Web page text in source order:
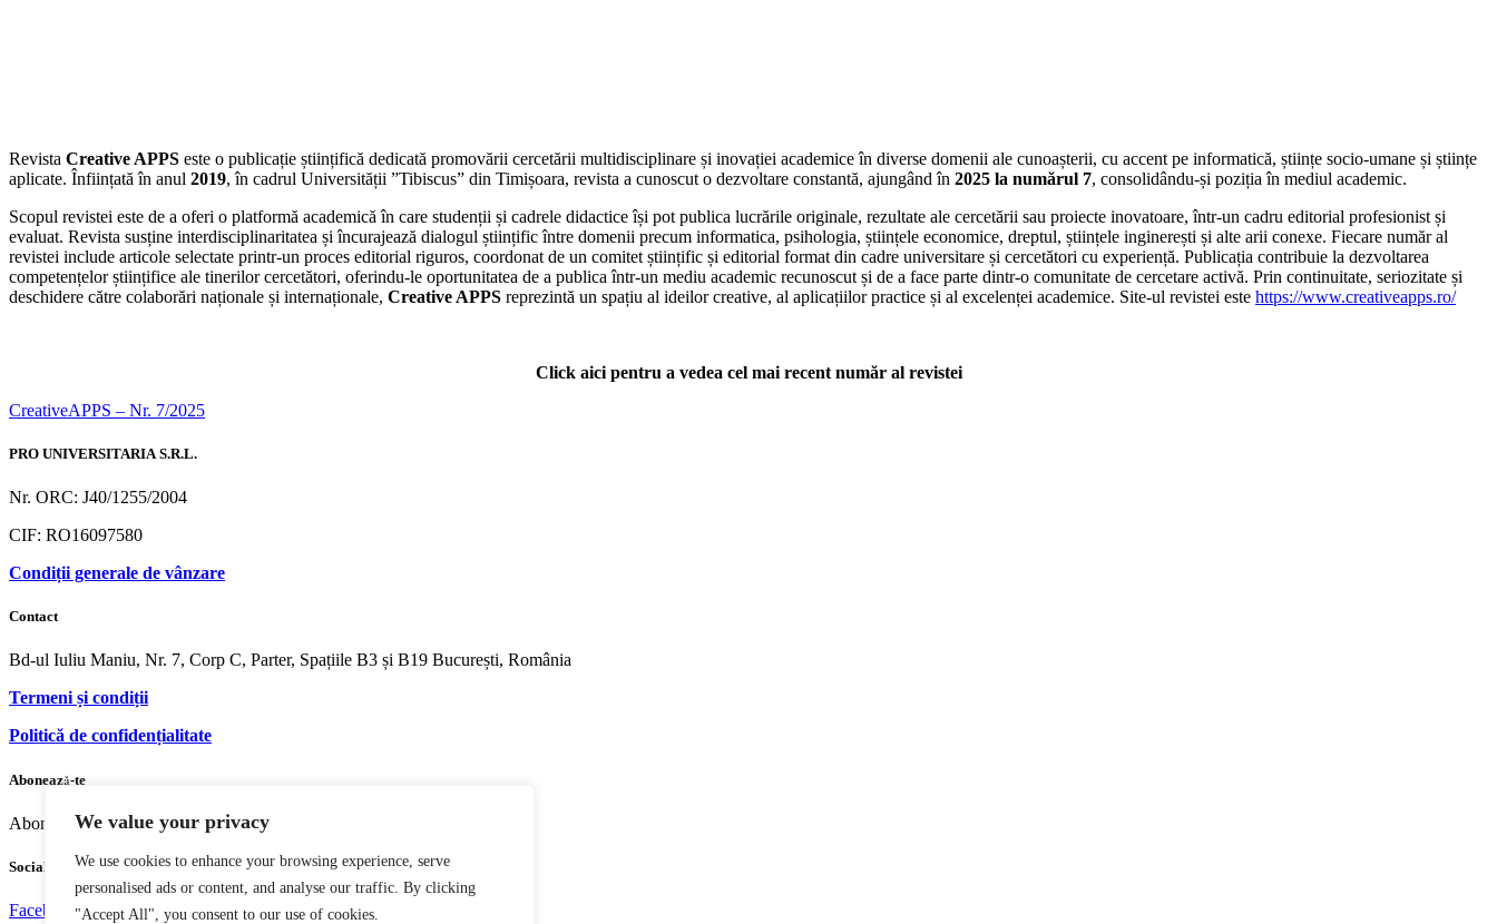
We value your privacy
We use cookies to enhance your browsing experience, serve
personalised ads or content, and analyse our traffic. By clicking
"Accept All", you consent to our use of cookies.
Revista Creative APPS este o publicație științifică dedicată promovării cercetării multidisciplinare și inovației academice în diverse domenii ale cunoașterii, cu accent pe informatică, științe socio-umane și științe
aplicate. Înființată în anul 2019, în cadrul Universității ”Tibiscus” din Timișoara, revista a cunoscut o dezvoltare constantă, ajungând în 2025 la numărul 7, consolidându-și poziția în mediul academic.
Scopul revistei este de a oferi o platformă academică în care studenții și cadrele didactice își pot publica lucrările originale, rezultate ale cercetării sau proiecte inovatoare, într-un cadru editorial profesionist și
evaluat. Revista susține interdisciplinaritatea și încurajează dialogul științific între domenii precum informatica, psihologia, științele economice, dreptul, științele inginerești și alte arii conexe. Fiecare număr al
revistei include articole selectate printr-un proces editorial riguros, coordonat de un comitet științific și editorial format din cadre universitare și cercetători cu experiență. Publicația contribuie la dezvoltarea
competențelor științifice ale tinerilor cercetători, oferindu-le oportunitatea de a publica într-un mediu academic recunoscut și de a face parte dintr-o comunitate de cercetare activă. Prin continuitate, seriozitate și
deschidere către colaborări naționale și internaționale, Creative APPS reprezintă un spațiu al ideilor creative, al aplicațiilor practice și al excelenței academice. Site-ul revistei este https://www.creativeapps.ro/
Click aici pentru a vedea cel mai recent număr al revistei
CreativeAPPS – Nr. 7/2025
PRO UNIVERSITARIA S.R.L.
Nr. ORC: J40/1255/2004
CIF: RO16097580
Condiții generale de vânzare
Contact
Bd-ul Iuliu Maniu, Nr. 7, Corp C, Parter, Spațiile B3 și B19 București, România
Termeni și condiții
Politică de confidențialitate
Abonează-te
Abonează-te pentru ultimele informații
Social media
FacebookYoutubeInstagram